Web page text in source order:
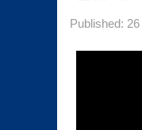
Published: